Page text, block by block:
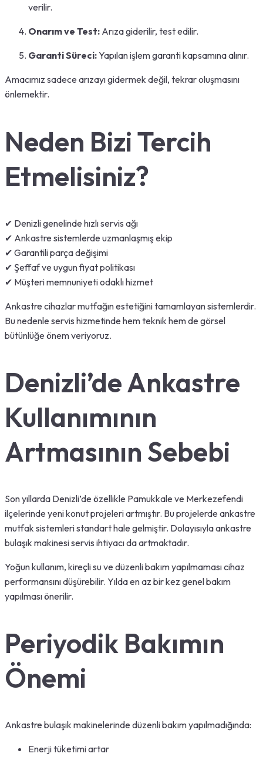
verilir.
Onarım ve Test: Arıza giderilir, test edilir.
Garanti Süreci:Yapılan işlem garanti kapsamına alınır.
Amacımız sadece arızayı gidermek değil, tekrar oluşmasını
önlemektir.
Neden Bizi Tercih
Etmelisiniz?
✔ Denizli genelinde hızlı servis ağı
✔ Ankastre sistemlerde uzmanlaşmış ekip
✔ Garantili parça değişimi
✔ Şeffaf ve uygun fiyat politikası
✔ Müşteri memnuniyeti odaklı hizmet
Ankastre cihazlar mutfağın estetiğini tamamlayan sistemlerdir.
Bu nedenle servis hizmetinde hem teknik hem de görsel
bütünlüğe önem veriyoruz.
Denizli’de Ankastre
Kullanımının
Artmasının Sebebi
Son yıllarda Denizli’de özellikle Pamukkale ve Merkezefendi
ilçelerinde yeni konut projeleri artmıştır. Bu projelerde ankastre
mutfak sistemleri standart hale gelmiştir. Dolayısıyla ankastre
bulaşık makinesi servis ihtiyacı da artmaktadır.
Yoğun kullanım, kireçli su ve düzenli bakım yapılmaması cihaz
performansını düşürebilir. Yılda en az bir kez genel bakım
yapılması önerilir.
Periyodik Bakımın
Önemi
Ankastre bulaşık makinelerinde düzenli bakım yapılmadığında:
Enerji tüketimi artar